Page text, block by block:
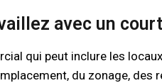
avec un
qui peut inclure les
du zonage,